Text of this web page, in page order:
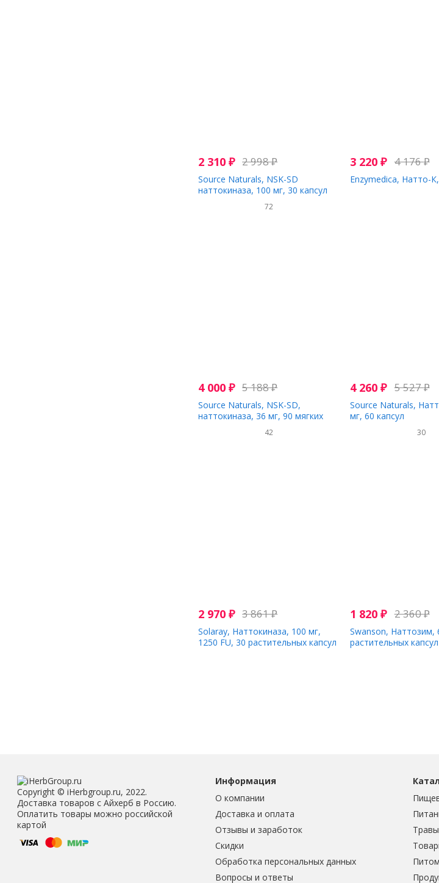
2 310 ₽ 2 998₽
Source Naturals, NSK-SD
наттокиназа, 100 мг, 30 капсул
72
3 220₽ 4 176₽
Enzymedica, Натто-
4 000 ₽ 5 188₽
Source Naturals, NSK-SD,
наттокиназа, 36 мг, 90 мягких
42
4 260₽ 5 527₽
Source Naturals,
мг, 60 капсул
30
2 970 ₽ 3 861₽
Solaray, Наттокиназа, 100 мг,
1250 FU, 30 растительных капсул
1 820₽ 2 360₽
Swanson, Наттозим,
растительных капсул
Copyright © iHerbgroup.ru, 2022.
Доставка товаров с Айхерб в Россию.
Оплатить товары можно российской
картой
Информация
О компании
Доставка и оплата
Отзывы и заработок
Скидки
Обработка персональных данных
Вопросы и ответы